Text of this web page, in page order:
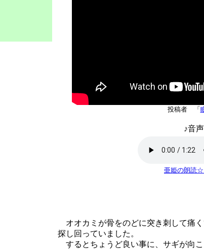
投稿者 「
♪音
亜姫の朗読
オオカミが骨をのどに突き刺して痛
探し回っていました。
するとちょうど良い事に、サギが向こ